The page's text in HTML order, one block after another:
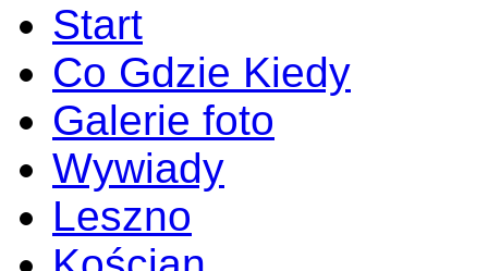
Start
Co Gdzie Kiedy
Galerie foto
Wywiady
Leszno